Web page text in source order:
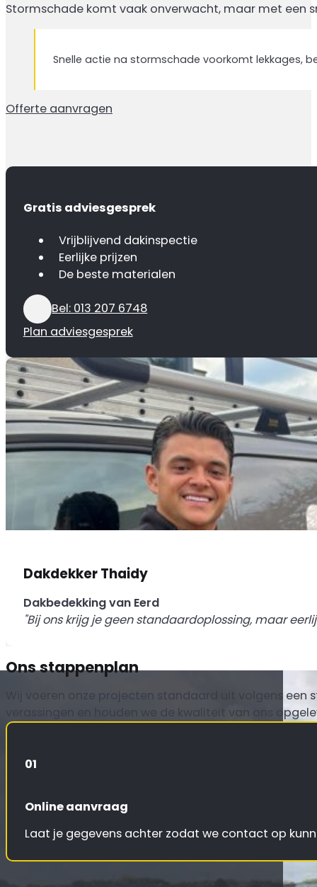
Stormschade komt vaak onverwacht, maar met een
Snelle actie na stormschade voorkomt lekkages,
Offerte aanvragen
Gratis adviesgesprek
Vrijblijvend dakinspectie
Eerlijke prijzen
De beste materialen
Bel: 013 207 6748
Plan adviesgesprek
Dakdekker Thaidy
Dakbedekking van Eerd
"Bij ons krijg je geen standaardoplossing, maar
Ons stappenplan
Wij voeren onze projecten standaard uit volgens
verassingen en houden we de kwaliteit van ons
01
Online aanvraag
Laat je gegevens achter zodat we contact op